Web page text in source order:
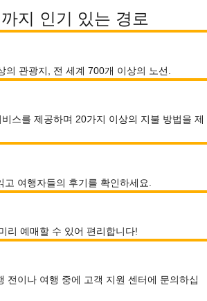
지 인기 있는 경로
의 관광지, 전 세계 700개 이상의 노선.
스를 제공하며 20가지 이상의 지불 방법을 제
고 여행자들의 후기를 확인하세요.
리 예매할 수 있어 편리합니다!
전이나 여행 중에 고객 지원 센터에 문의하십